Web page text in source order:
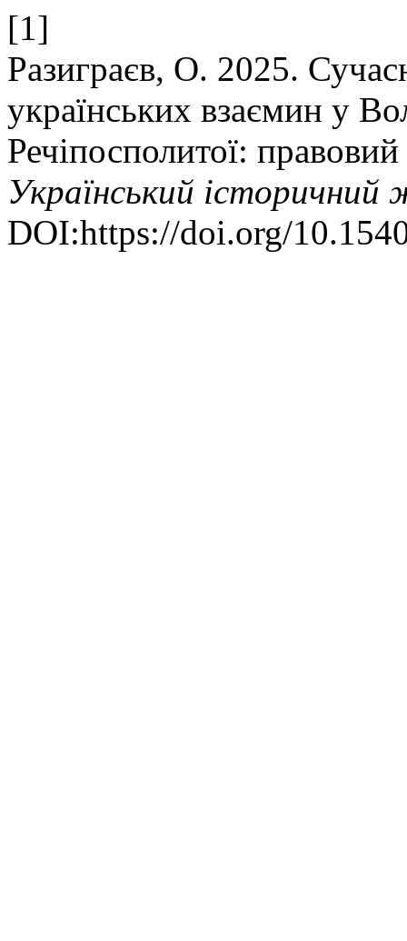
[1]
Разиграєв, О. 2025.
українських взаємин у
Речіпосполитої:
Український історичний
DOI:https://doi.org/